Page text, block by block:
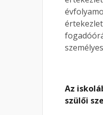
Az
szülői